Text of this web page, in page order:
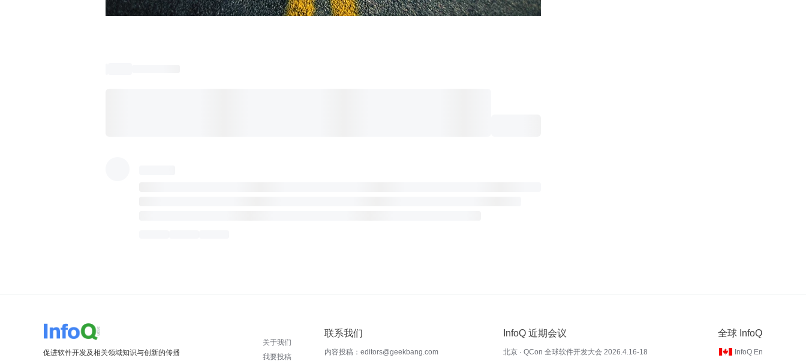
促进软件开发及相关领域知识与创新的传播
关于我们
我要投稿
联系我们
内容投稿：editors@geekbang.com
InfoQ 近期会议
北京 · QCon 全球软件开发大会 2026.4.16-18
全球 InfoQ
InfoQ En